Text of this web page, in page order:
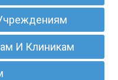
И Клиникам